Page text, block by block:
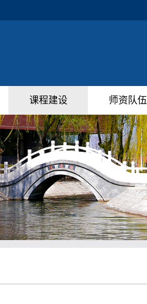
课程建设 师资队伍